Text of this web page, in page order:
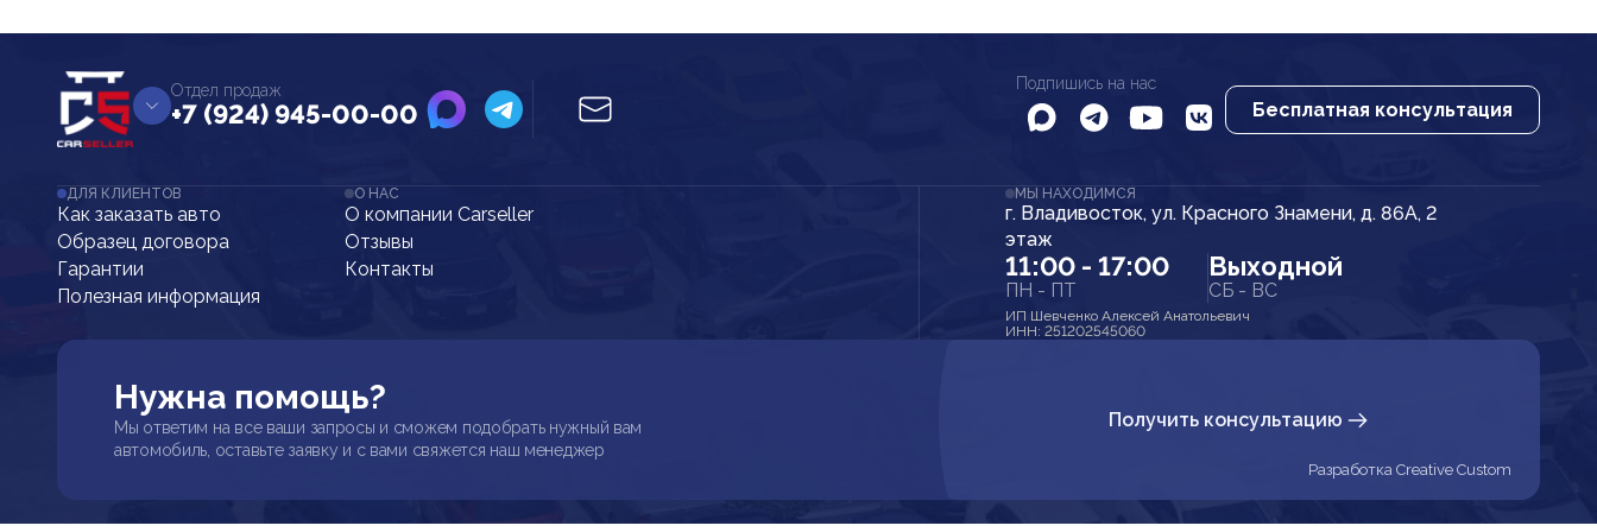
Отдел продаж
+7 (924) 945-00-00
Подпишись на нас
Бесплатная консультация
ДЛЯ КЛИЕНТОВ
Как заказать авто
Образец договора
Гарантии
Полезная информация
О НАС
О компании Carseller
Отзывы
Контакты
МЫ НАХОДИМСЯ
г. Владивосток, ул. Красного Знамени, д. 86А, 2
этаж
11:00 - 17:00
ПН - ПТ
Выходной
СБ - ВС
ИП Шевченко Алексей Анатольевич
ИНН: 251202545060
Нужна помощь?
Мы ответим на все ваши запросы и сможем подобрать нужный вам
автомобиль, оставьте заявку и с вами свяжется наш менеджер
Получить консультацию
Разработка Creative Custom